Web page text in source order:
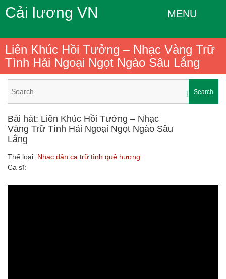
Cải lương VN MENU
Liên Khúc Hồi Tưởng – Nhạc Vàng Trữ
Tình Hải Ngoại Ngọt Ngào Sâu Lắng
Search
Bài hát: Liên Khúc Hồi Tưởng – Nhạc
Vàng Trữ Tình Hải Ngoại Ngọt Ngào Sâu
Lắng
Thể loại: Nhạc dân ca trữ tình quê hương
Ca sĩ: